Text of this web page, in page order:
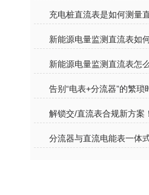
充电桩直流表是如何测量
新能源电量监测直流表如
新能源电量监测直流表怎
分流器与直流电能表一体